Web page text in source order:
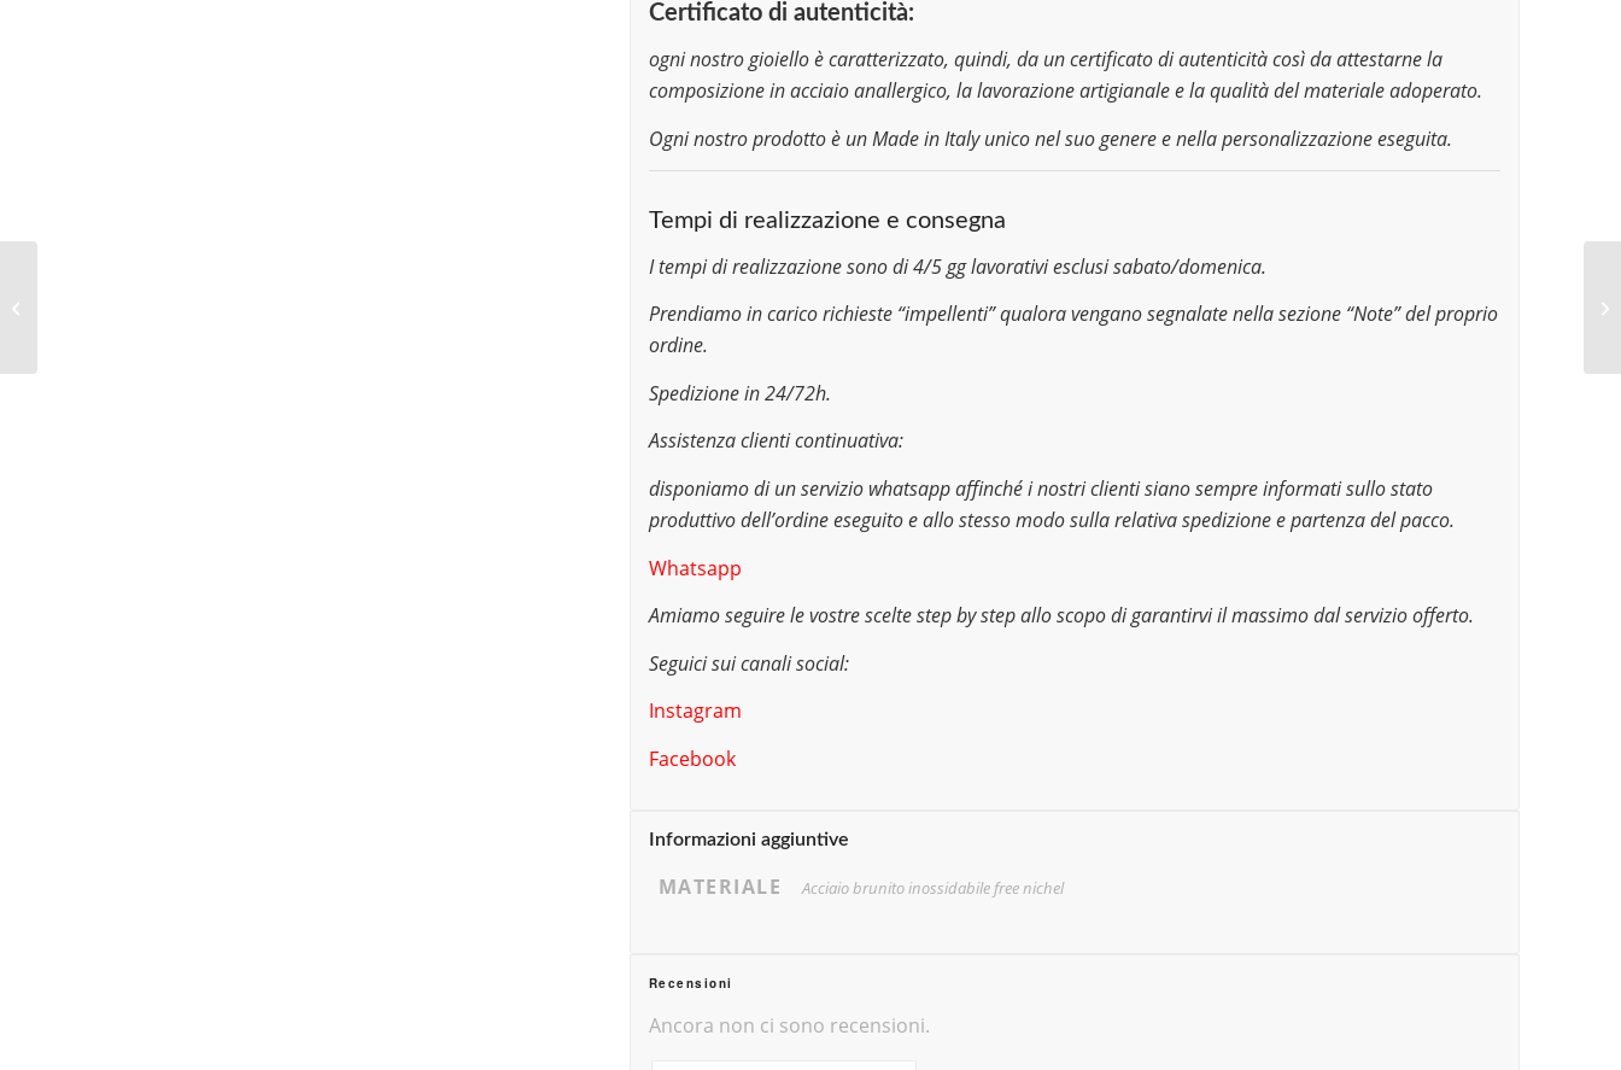
Certificato di autenticità:
ogni nostro gioiello è caratterizzato, quindi, da un certificato di autenticità così da attestarne la
composizione in acciaio anallergico, la lavorazione artigianale e la qualità del materiale adoperato.
Ogni nostro prodotto è un Made in Italy unico nel suo genere e nella personalizzazione eseguita.
Tempi di realizzazione e consegna
I tempi di realizzazione sono di 4/5 gg lavorativi esclusi sabato/domenica.
Prendiamo in carico richieste “impellenti” qualora vengano segnalate nella sezione “Note” del proprio
ordine.
Spedizione in 24/72h.
Assistenza clienti continuativa:
disponiamo di un servizio whatsapp affinché i nostri clienti siano sempre informati sullo stato
produttivo dell’ordine eseguito e allo stesso modo sulla relativa spedizione e partenza del pacco.
Whatsapp
Amiamo seguire le vostre scelte step by step allo scopo di garantirvi il massimo dal servizio offerto.
Seguici sui canali social:
Instagram
Facebook
Informazioni aggiuntive
MATERIALE Acciaio brunito inossidabile free nichel
Recensioni
Ancora non ci sono recensioni.